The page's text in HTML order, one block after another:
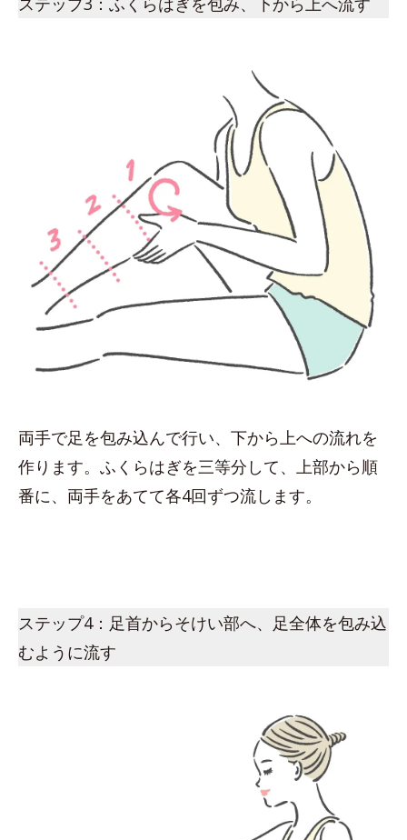
両手で足を包み込んで行い、下から上への流れを
作ります。ふくらはぎを三等分して、上部から順
番に、両手をあてて各4回ずつ流します。
ステップ4：足首からそけい部へ、足全体を包み込
むように流す